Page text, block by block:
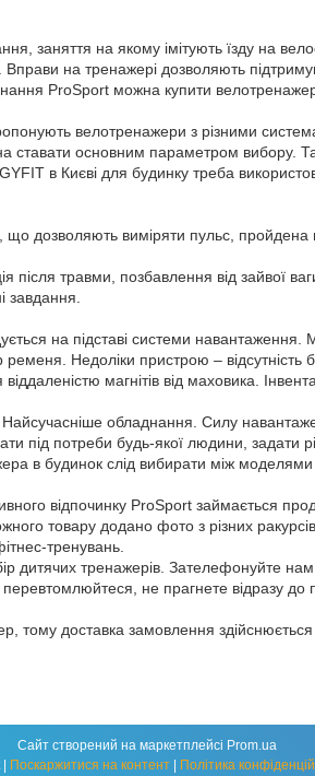
заняття на якому імітують їзду на
на тренажері дозволяють
ProSport можна купити
велотренажери з різними
основним параметром вибору.
в Києві для будинку треба
дозволяють виміряти пульс, пройдена
після травми, позбавлення від
завдання.
на підставі системи
Недоліки пристрою – відсутність
магнітів від маховика.
обладнання. Силу
під потреби будь-якої людини, задати
в будинок слід вибирати між
відпочинку ProSport займається
товару додано фото з різних
тренувань.
дитячих тренажерів. Зателефонуйте нам
не прагнете відразу
тому доставка замовлення
Сайт створений на маркетплейсі Prom.ua
ProSport | Поскаржитися на контент | Політика